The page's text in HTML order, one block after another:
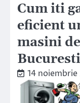
Cum iti
eficient
masini
14 noiembrie